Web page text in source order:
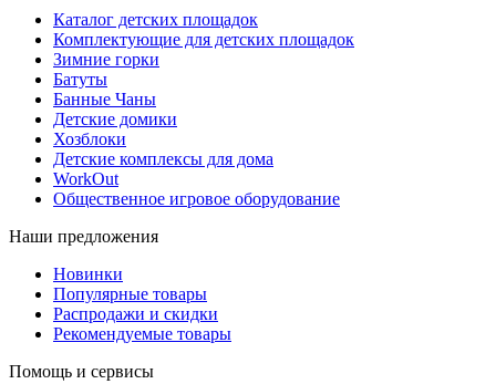
Каталог детских площадок
Комплектующие для детских площадок
Зимние горки
Батуты
Банные Чаны
Детские домики
Хозблоки
Детские комплексы для дома
WorkOut
Общественное игровое оборудование
Наши предложения
Новинки
Популярные товары
Распродажи и скидки
Рекомендуемые товары
Помощь и сервисы